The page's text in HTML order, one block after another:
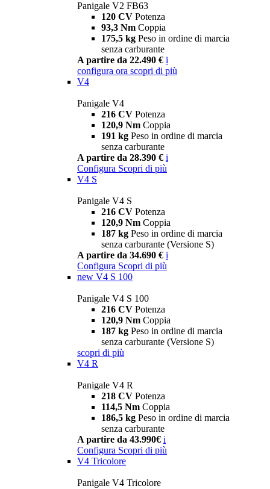
Panigale V2 FB63
120 CV Potenza
93,3 Nm Coppia
175,5 kg Peso in ordine di marcia
senza carburante
A partire da 22.490 € i
configura ora scopri di più
V4
Panigale V4
216 CV Potenza
120,9 Nm Coppia
191 kg Peso in ordine di marcia
senza carburante
A partire da 28.390 € i
Configura Scopri di più
V4 S
Panigale V4 S
216 CV Potenza
120,9 Nm Coppia
187 kg Peso in ordine di marcia
senza carburante (Versione S)
A partire da 34.690 € i
Configura Scopri di più
new V4 S 100
Panigale V4 S 100
216 CV Potenza
120,9 Nm Coppia
187 kg Peso in ordine di marcia
senza carburante (Versione S)
scopri di più
V4 R
Panigale V4 R
218 CV Potenza
114,5 Nm Coppia
186,5 kg Peso in ordine di marcia
senza carburante
A partire da 43.990€ i
Configura Scopri di più
V4 Tricolore
Panigale V4 Tricolore